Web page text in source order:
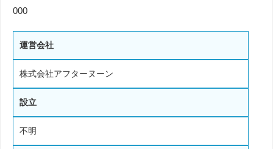
000
運営会社
株式会社アフターヌーン
設立
不明